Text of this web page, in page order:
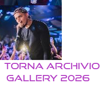
TORNA ARCHIVIO
GALLERY 2026